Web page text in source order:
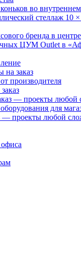
во
стеллаж 10 ×
бренда в
ЦУМ Outlet в
на заказ
производителя
— проекты любой
для
— проекты любой